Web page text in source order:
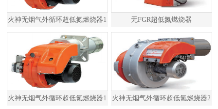
火神无烟气外循环超低氮燃烧器1 无FGR超低氮燃烧器
火神无烟气外循环超低氮燃烧器1 火神无烟气外循环超低氮燃烧器2